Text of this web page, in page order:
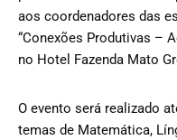
aos coordenadores das
“Conexões Produtivas –
no Hotel Fazenda Mato
O evento será realizado
temas de Matemática,